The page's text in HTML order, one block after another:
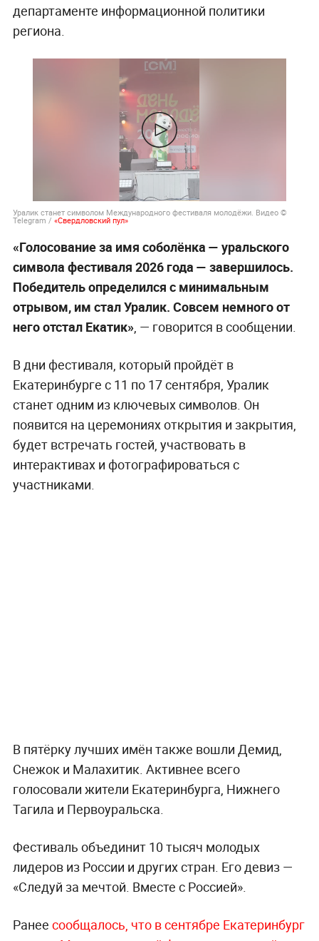
департаменте информационной политики
региона.
Уралик станет символом Международного фестиваля молодёжи. Видео ©
Telegram / «Свердловский пул»
«Голосование за имя соболёнка — уральского
символа фестиваля 2026 года — завершилось.
Победитель определился с минимальным
отрывом, им стал Уралик. Совсем немного от
него отстал Екатик», — говорится в сообщении.
В дни фестиваля, который пройдёт в
Екатеринбурге с 11 по 17 сентября, Уралик
станет одним из ключевых символов. Он
появится на церемониях открытия и закрытия,
будет встречать гостей, участвовать в
интерактивах и фотографироваться с
участниками.
В пятёрку лучших имён также вошли Демид,
Снежок и Малахитик. Активнее всего
голосовали жители Екатеринбурга, Нижнего
Тагила и Первоуральска.
Фестиваль объединит 10 тысяч молодых
лидеров из России и других стран. Его девиз —
«Следуй за мечтой. Вместе с Россией».
Ранее сообщалось, что в сентябре Екатеринбург